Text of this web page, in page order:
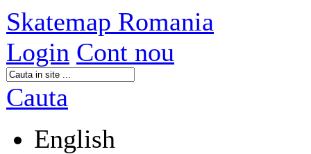
Skatemap Romania
Login Cont nou
Cauta
English